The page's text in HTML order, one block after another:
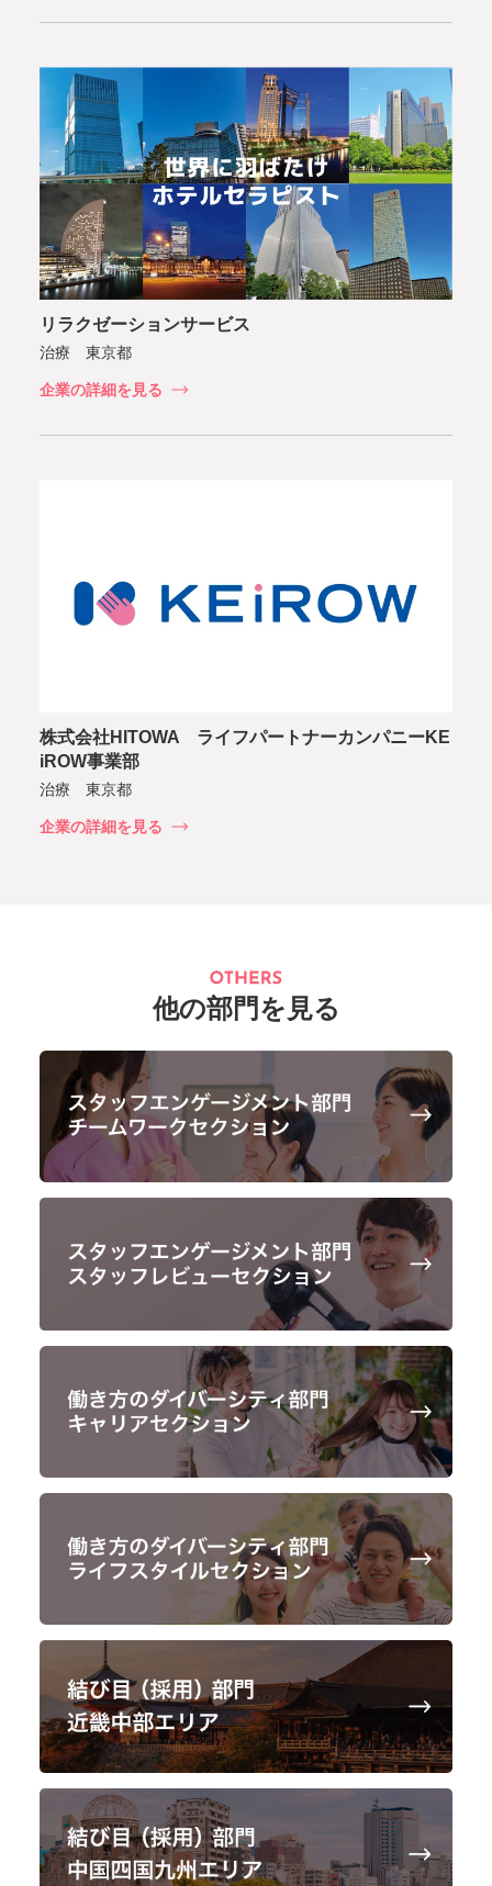
リラクゼーションサービス
治療 東京都
企業の詳細を見る
株式会社HITOWA ライフパートナーカンパニーKE
iROW事業部
治療 東京都
企業の詳細を見る
他の部門を見る